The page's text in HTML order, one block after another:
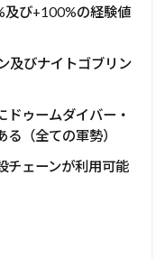
及び+100%の経験値
及びナイトゴブリン
ドゥームダイバー・
（全ての軍勢）
チェーンが利用可能